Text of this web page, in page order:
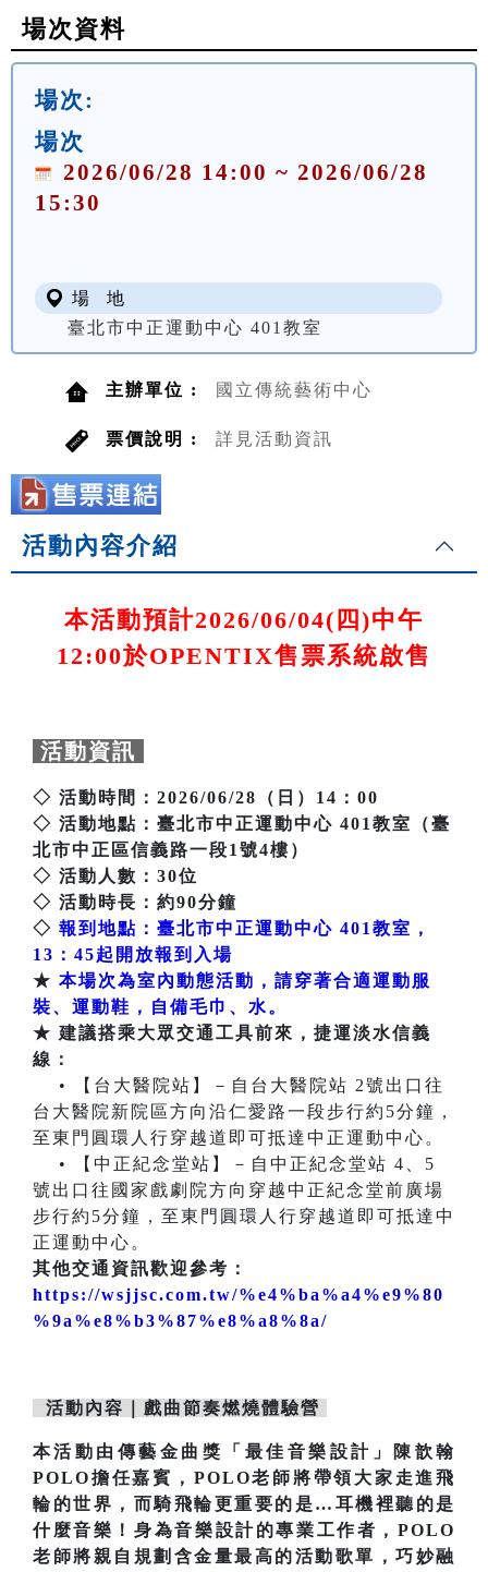
場次資料
場次:
場次
2026/06/28 14:00 ~ 2026/06/28
15:30
場 地
臺北市中正運動中心 401教室
主辦單位 : 國立傳統藝術中心
票價說明 : 詳見活動資訊
活動內容介紹
本活動預計2026/06/04(四)中午
12:00於OPENTIX售票系統啟售
活動資訊
◇ 活動時間：2026/06/28（日）14：00
◇ 活動地點：臺北市中正運動中心 401教室（臺
北市中正區信義路一段1號4樓）
◇ 活動人數：30位
◇ 活動時長：約90分鐘
◇ 報到地點：臺北市中正運動中心 401教室，
13：45起開放報到入場
★ 本場次為室內動態活動，請穿著合適運動服
裝、運動鞋，自備毛巾、水。
★ 建議搭乘大眾交通工具前來，捷運淡水信義
線：
• 【台大醫院站】－自台大醫院站 2號出口往
台大醫院新院區方向沿仁愛路一段步行約5分鐘，
至東門圓環人行穿越道即可抵達中正運動中心。
• 【中正紀念堂站】－自中正紀念堂站 4、5
號出口往國家戲劇院方向穿越中正紀念堂前廣場
步行約5分鐘，至東門圓環人行穿越道即可抵達中
正運動中心。
其他交通資訊歡迎參考：
https://wsjjsc.com.tw/%e4%ba%a4%e9%80
%9a%e8%b3%87%e8%a8%8a/
活動內容｜戲曲節奏燃燒體驗營
本活動由傳藝金曲獎「最佳音樂設計」陳歆翰
POLO擔任嘉賓，POLO老師將帶領大家走進飛
輪的世界，而騎飛輪更重要的是…耳機裡聽的是
什麼音樂！身為音樂設計的專業工作者，POLO
老師將親自規劃含金量最高的活動歌單，巧妙融